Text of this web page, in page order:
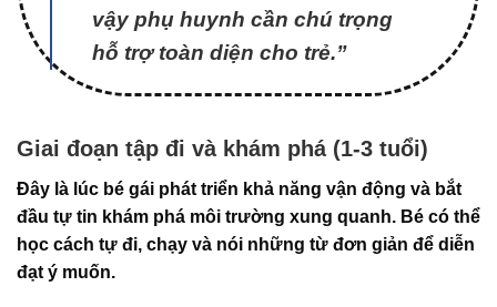
vậy phụ huynh cần chú trọng
hỗ trợ toàn diện cho trẻ.”
Giai đoạn tập đi và khám phá (1-3 tuổi)
Đây là lúc bé gái phát triển khả năng vận động và bắt
đầu tự tin khám phá môi trường xung quanh. Bé có thể
học cách tự đi, chạy và nói những từ đơn giản để diễn
đạt ý muốn.